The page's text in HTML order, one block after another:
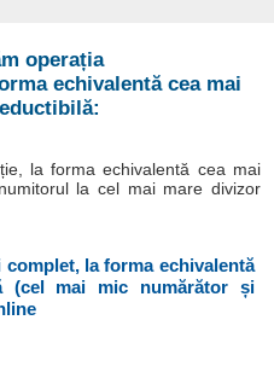
operația
echivalentă cea mai
la forma echivalentă cea mai
la cel mai mare divizor
la forma echivalentă
(cel mai mic numărător și